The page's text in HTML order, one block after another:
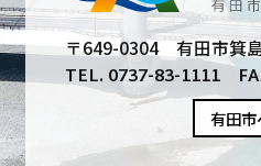
〒649-0304 有田市箕
TEL. 0737-83-1111
有田市